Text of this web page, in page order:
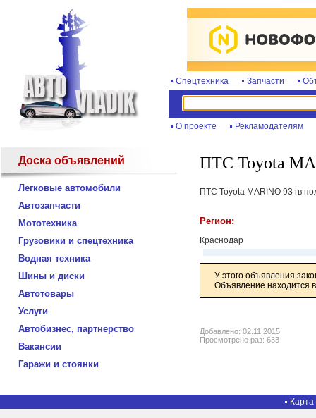
Спецтехника Запчасти
О проекте Рекламодателям
Доска объявлений
Легковые автомобили
Автозапчасти
Мототехника
Грузовики и спецтехника
Водная техника
Шины и диски
Автотовары
Услуги
Автобизнес, партнерство
Вакансии
Гаражи и стоянки
ПТС Toyota
ПТС Toyota MARINO 93 гв
Регион:
Краснодар
У этого объявления
Объявление находится
Добавлено: 02.11.2015
Просмотрено раз: 633
Карта